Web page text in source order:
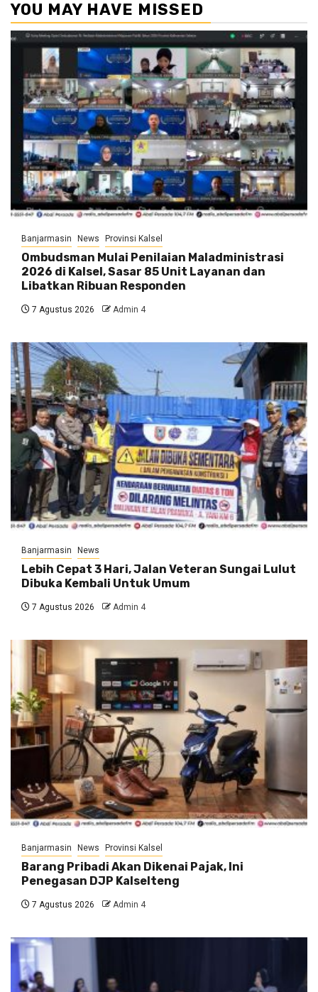
YOU MAY HAVE MISSED
Banjarmasin News Provinsi Kalsel
Ombudsman Mulai Penilaian Maladministrasi
2026 di Kalsel, Sasar 85 Unit Layanan dan
Libatkan Ribuan Responden
7 Agustus 2026 Admin 4
Banjarmasin News
Lebih Cepat 3 Hari, Jalan Veteran Sungai Lulut
Dibuka Kembali Untuk Umum
7 Agustus 2026 Admin 4
Banjarmasin News Provinsi Kalsel
Barang Pribadi Akan Dikenai Pajak, Ini
Penegasan DJP Kalselteng
7 Agustus 2026 Admin 4